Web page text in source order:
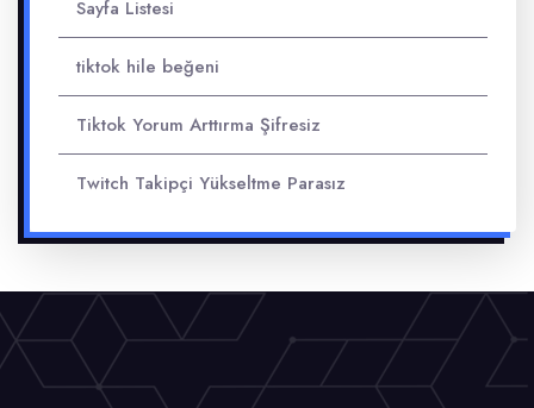
Sayfa Listesi
tiktok hile beğeni
Tiktok Yorum Arttırma Şifresiz
Twitch Takipçi Yükseltme Parasız